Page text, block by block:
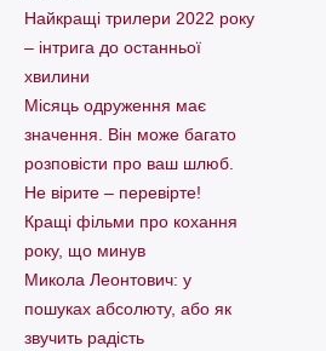
Найкращі трилери 2022 року
– інтрига до останньої
хвилини
Місяць одруження має
значення. Він може багато
розповісти про ваш шлюб.
Не вірите – перевірте!
Кращі фільми про кохання
року, що минув
Микола Леонтович: у
пошуках абсолюту, або як
звучить радість